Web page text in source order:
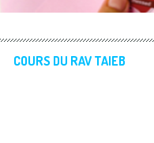
COURS DU RAV TAIEB